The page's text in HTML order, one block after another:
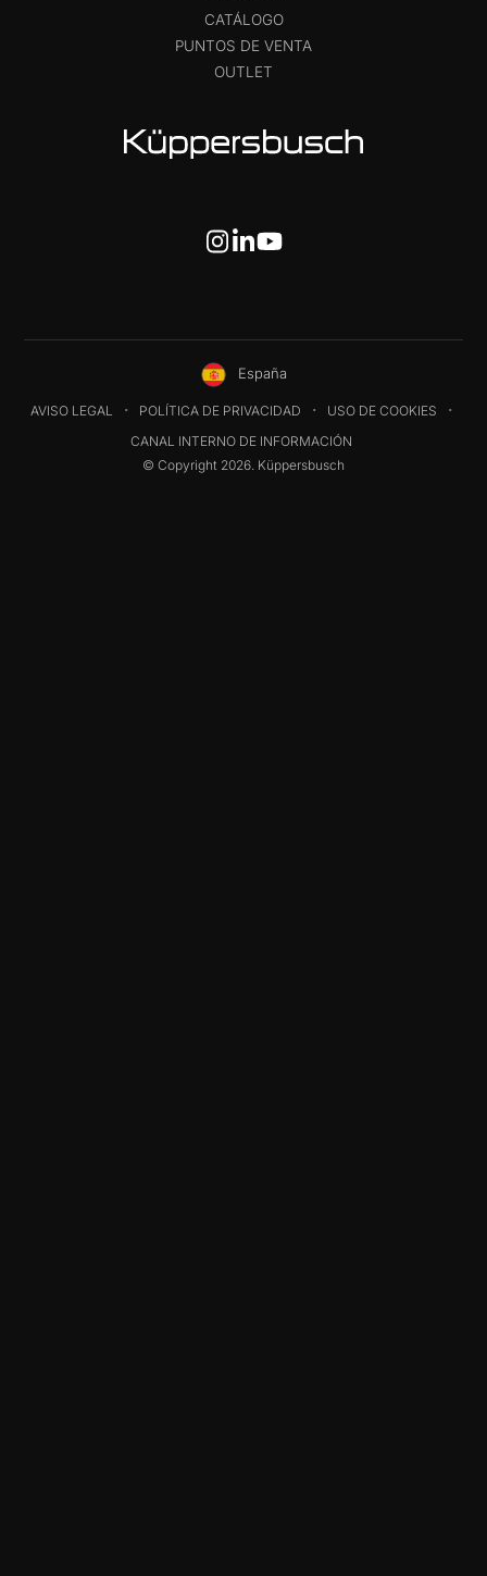
CATÁLOGO
PUNTOS DE VENTA
OUTLET
España
AVISO LEGAL POLÍTICA DE PRIVACIDAD
USO DE COOKIES
CANAL INTERNO DE INFORMACIÓN
© Copyright 2026. Küppersbusch